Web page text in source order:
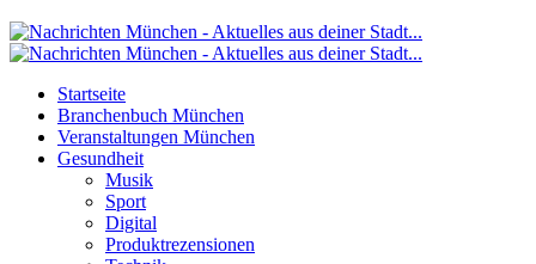
Startseite
Branchenbuch München
Veranstaltungen München
Gesundheit
Musik
Sport
Digital
Produktrezensionen